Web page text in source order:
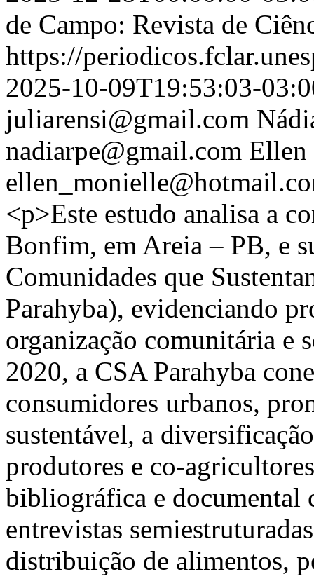
de Campo: Revista de
https://
2025-10-09T19:53:03-
juliarensi@gmail.com
nadiarpe@gmail.com Ellen
<p>Este estudo analisa a
Bonfim, em Areia – PB, e
Comunidades que
Parahyba), evidenciando
organização comunitária e
2020, a CSA Parahyba
consumidores urbanos,
sustentável, a
produtores e co-
bibliográfica e documental
entrevistas
distribuição de alimentos,